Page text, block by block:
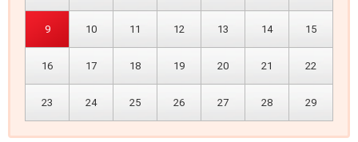
9 10 11 12 13 14 15
16 17 18 19 20 21 22
23 24 25 26 27 28 29